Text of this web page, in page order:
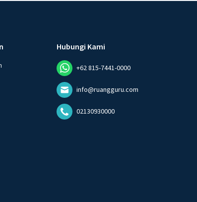
Hubungi Kami
+62 815-7441-0000
info@ruangguru.com
02130930000